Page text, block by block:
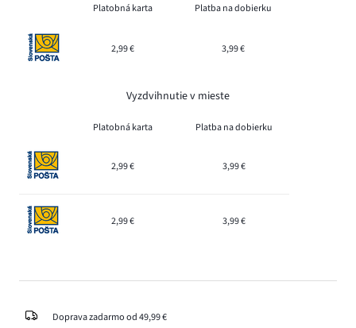
Platobná karta Platba na dobierku
2,99 € 3,99 €
Vyzdvihnutie v mieste
Platobná karta Platba na dobierku
2,99 € 3,99 €
2,99 € 3,99 €
Doprava zadarmo od 49,99 €